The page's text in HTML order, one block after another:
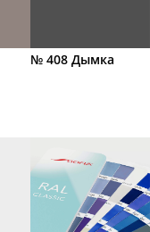
№ 408 Дымка